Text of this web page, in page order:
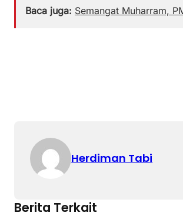
Baca juga: Semangat Muharram,
Herdiman Tabi
Berita Terkait